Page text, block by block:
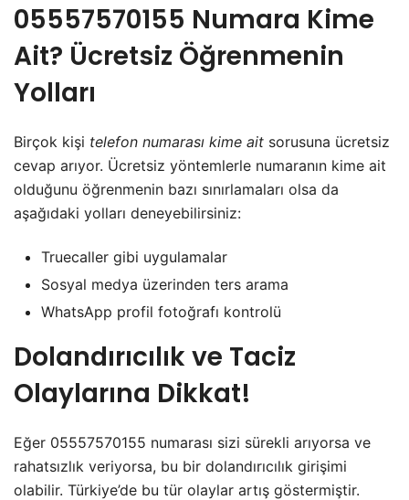
05557570155 Numara Kime
Ait? Ücretsiz Öğrenmenin
Yolları
Birçok kişi telefon numarası kime ait sorusuna ücretsiz
cevap arıyor. Ücretsiz yöntemlerle numaranın kime ait
olduğunu öğrenmenin bazı sınırlamaları olsa da
aşağıdaki yolları deneyebilirsiniz:
Truecaller gibi uygulamalar
Sosyal medya üzerinden ters arama
WhatsApp profil fotoğrafı kontrolü
Dolandırıcılık ve Taciz
Olaylarına Dikkat!
Eğer 05557570155 numarası sizi sürekli arıyorsa ve
rahatsızlık veriyorsa, bu bir dolandırıcılık girişimi
olabilir. Türkiye’de bu tür olaylar artış göstermiştir.